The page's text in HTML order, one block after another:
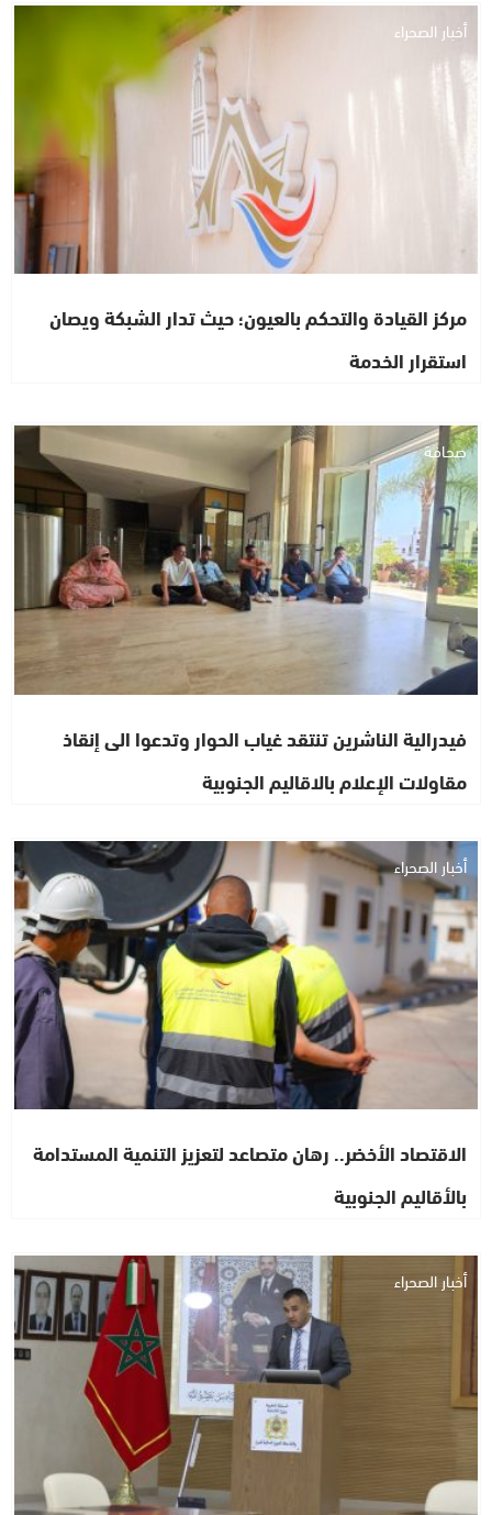
أخبار الصحراء
مركز القيادة والتحكم بالعيون؛ حيث تدار الشبكة ويصان
استقرار الخدمة
صحافة
فيدرالية الناشرين تنتقد غياب الحوار وتدعوا الى إنقاذ
مقاولات الإعلام بالاقاليم الجنوبية
أخبار الصحراء
الاقتصاد الأخضر.. رهان متصاعد لتعزيز التنمية المستدامة
بالأقاليم الجنوبية
أخبار الصحراء